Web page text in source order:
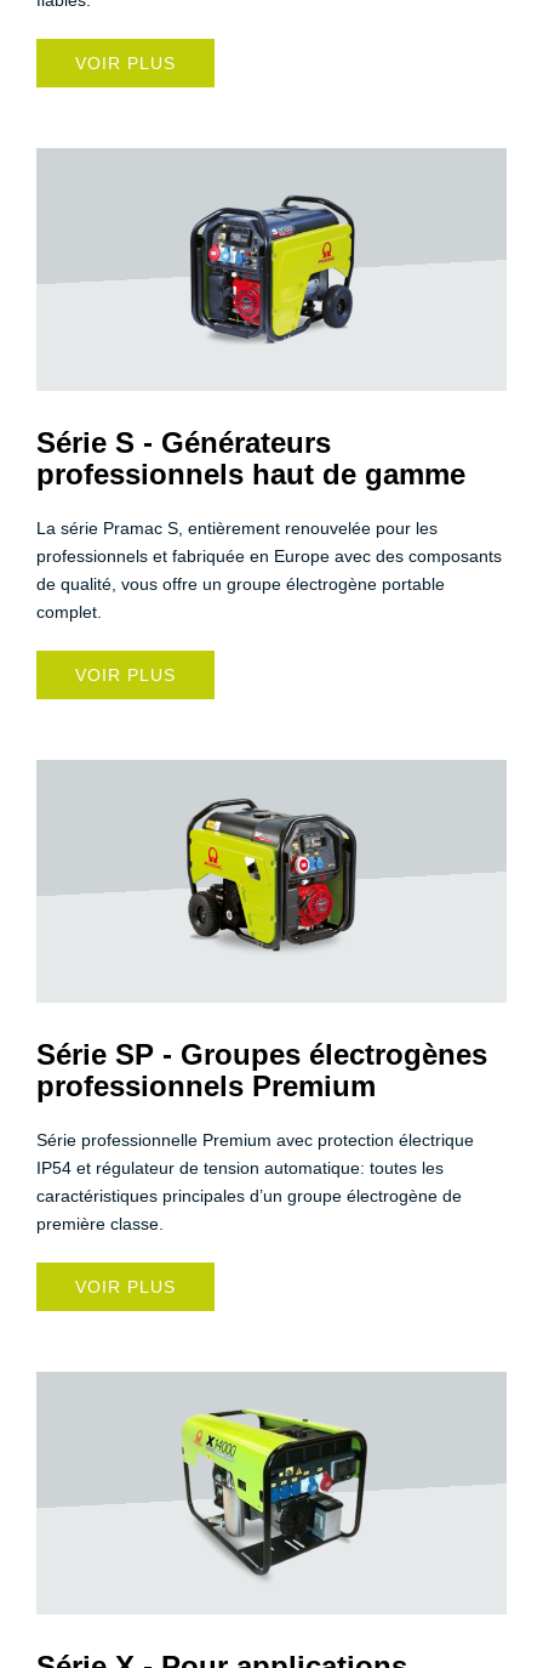
VOIR PLUS
Série S - Générateurs
professionnels haut de gamme
La série Pramac S, entièrement renouvelée pour les
professionnels et fabriquée en Europe avec des composants
de qualité, vous offre un groupe électrogène portable
complet.
VOIR PLUS
Série SP - Groupes électrogènes
professionnels Premium
Série professionnelle Premium avec protection électrique
IP54 et régulateur de tension automatique: toutes les
caractéristiques principales d’un groupe électrogène de
première classe.
VOIR PLUS